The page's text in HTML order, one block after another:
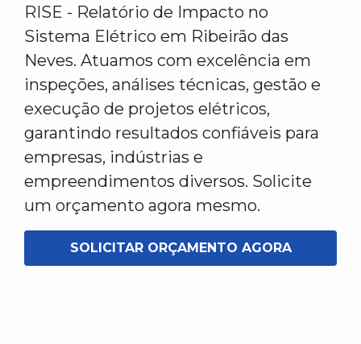
RISE - Relatório de Impacto no
Sistema Elétrico em Ribeirão das
Neves. Atuamos com excelência em
inspeções, análises técnicas, gestão e
execução de projetos elétricos,
garantindo resultados confiáveis para
empresas, indústrias e
empreendimentos diversos. Solicite
um orçamento agora mesmo.
SOLICITAR ORÇAMENTO AGORA